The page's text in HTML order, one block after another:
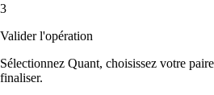
3
Valider l'opération
Sélectionnez Quant, choisissez votre
finaliser.